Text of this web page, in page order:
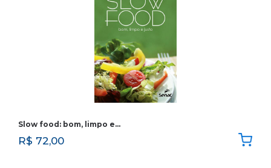
Slow food: bom, limpo e…
R$ 72,00